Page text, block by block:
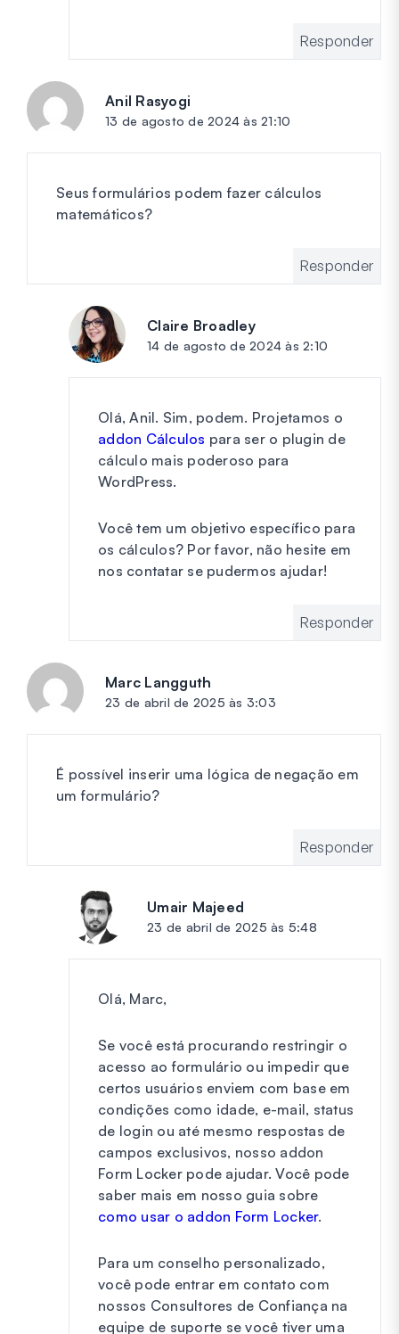
Responder
Anil Rasyogi
13 de agosto de 2024 às 21:10
Seus formulários podem fazer cálculos
matemáticos?
Responder
Claire Broadleydiz:
14 de agosto de 2024 às 2:10
Olá, Anil. Sim, podem. Projetamos o
addon Cálculos para ser o plugin de
cálculo mais poderoso para
WordPress.
Você tem um objetivo específico para
os cálculos? Por favor, não hesite em
nos contatar se pudermos ajudar!
Responder
Marc Langguth
23 de abril de 2025 às 3:03
É possível inserir uma lógica de negação em
um formulário?
Responder
Umair Majeed
23 de abril de 2025 às 5:48
Olá, Marc,
Se você está procurando restringir o
acesso ao formulário ou impedir que
certos usuários enviem com base em
condições como idade, e-mail, status
de login ou até mesmo respostas de
campos exclusivos, nosso addon
Form Locker pode ajudar. Você pode
saber mais em nosso guia sobre
como usar o addon Form Locker.
Para um conselho personalizado,
você pode entrar em contato com
nossos Consultores de Confiança na
equipe de suporte se você tiver uma